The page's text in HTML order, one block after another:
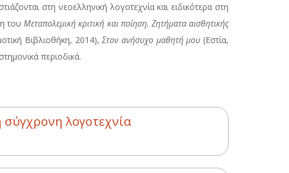
στη νεοελληνική λογοτεχνία και ειδικότερα στη
του Μεταπολεμική κριτική και ποίηση. Ζητήματα αισθητικής
Βιβλιοθήκη, 2014),Στον ανήσυχο μαθητή μου(Εστία,
περιοδικά.
λογοτεχνία